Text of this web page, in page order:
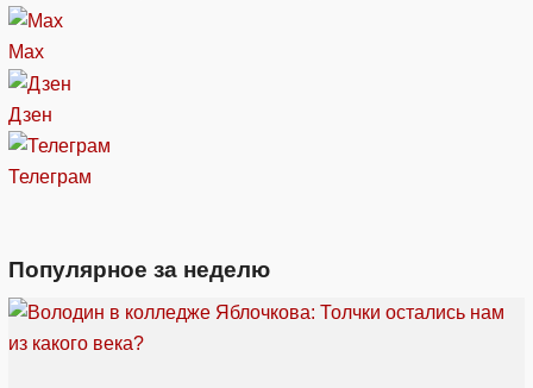
Max
Дзен
Телеграм
Популярное за неделю